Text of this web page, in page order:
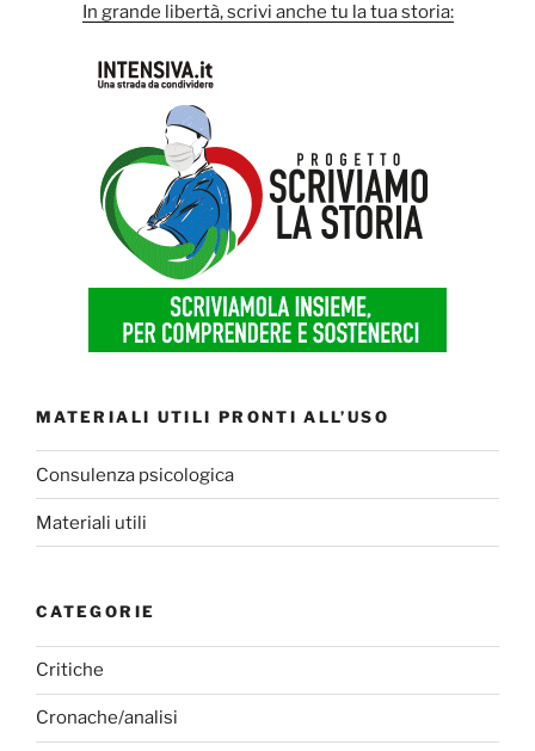
In grande libertà, scrivi anche tu la tua storia:
MATERIALI UTILI PRONTI ALL’USO
Consulenza psicologica
Materiali utili
CATEGORIE
Critiche
Cronache/analisi